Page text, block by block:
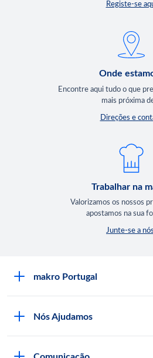
Registe-se
Onde
Encontre aqui tudo o que
mais próxima
Direções e
Trabalhar na
Valorizamos os nossos
apostamos na sua
Junte-se a
makro Portugal
Nós Ajudamos